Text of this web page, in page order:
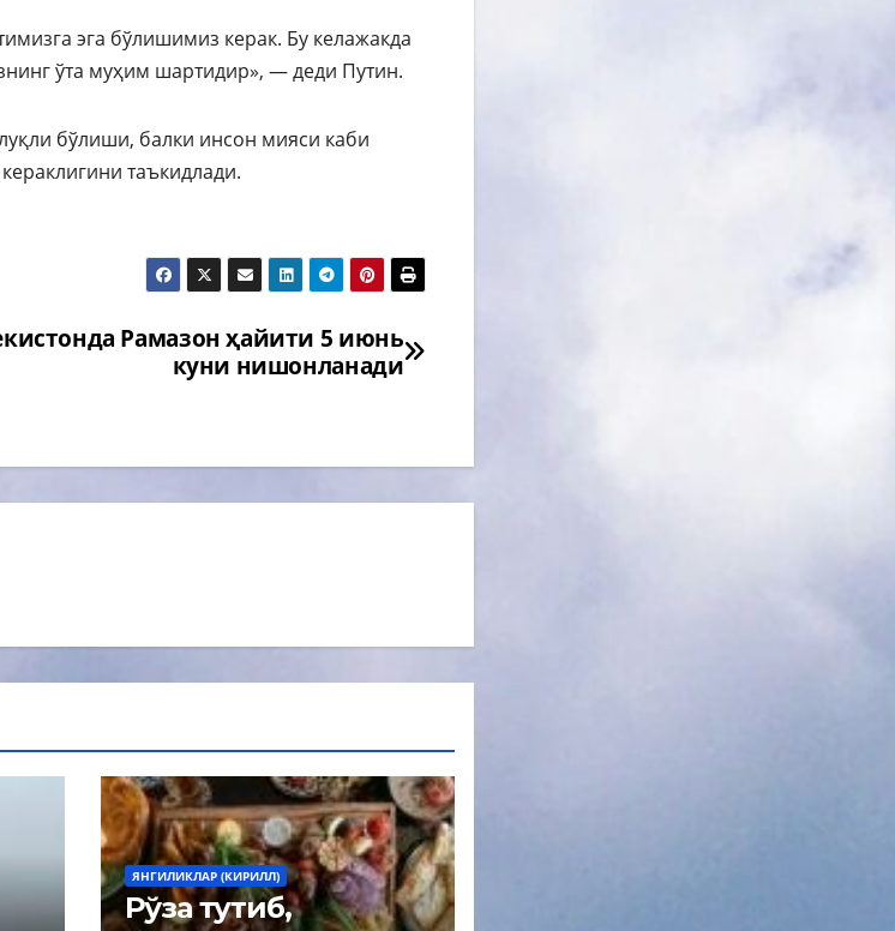
эга бўлишимиз керак. Бу келажакда
ўта муҳим шартидир», — деди Путин.
бўлиши, балки инсон мияси каби
таъкидлади.
Рамазон ҳайити 5 июнь
куни нишонланади
ЯНГИЛИКЛАР (КИРИЛЛ)
Рўза тутиб,